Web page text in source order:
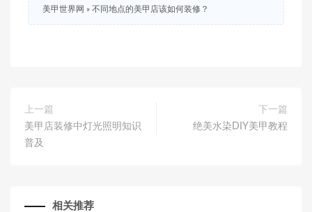
美甲世界网 » 不同地点的美甲店该如何装修？
上一篇
美甲店装修中灯光照明知识
普及
下一篇
绝美水染DIY美甲教程
相关推荐